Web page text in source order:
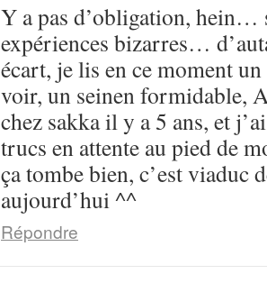
Y a pas d’obligation, hein…
expériences bizarres…
écart, je lis en ce moment
voir, un seinen formidable,
chez sakka il y a 5 ans, et
trucs en attente au pied de
ça tombe bien, c’est viaduc
aujourd’hui ^^
Répondre